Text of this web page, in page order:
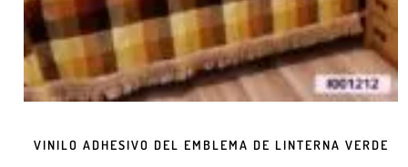
VINILO ADHESIVO DEL EMBLEMA DE LINTERNA VERDE